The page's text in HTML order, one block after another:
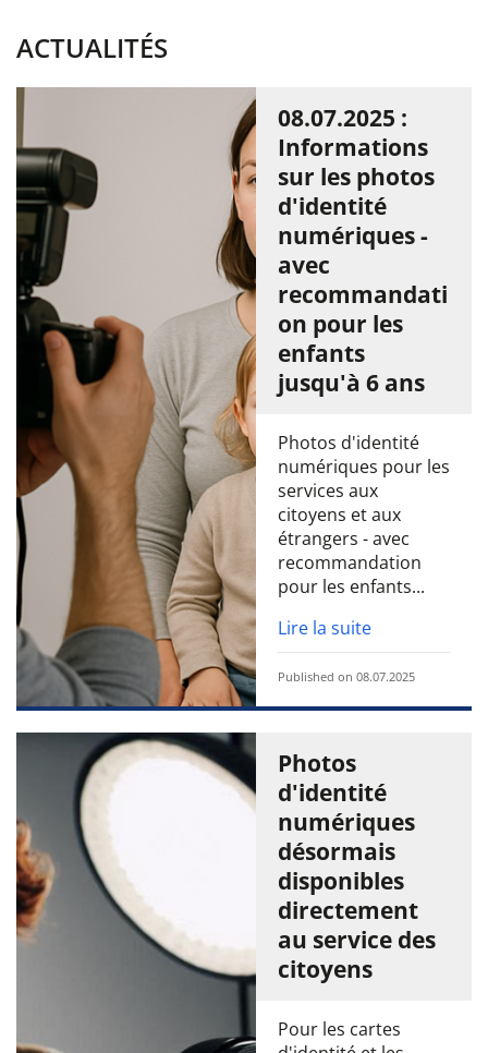
ACTUALITÉS
08.07.2025 :
Informations
sur les photos
d'identité
numériques -
avec
recommandati
on pour les
enfants
jusqu'à 6 ans
Photos d'identité
numériques pour les
services aux
citoyens et aux
étrangers - avec
recommandation
pour les enfants...
Lire la suite
Published on 08.07.2025
Photos
d'identité
numériques
désormais
disponibles
directement
au service des
citoyens
Pour les cartes